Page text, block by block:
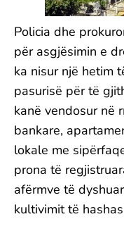
Policia dhe
për asgjësimin e
ka nisur një hetim
pasurisë për të
kanë vendosur në
bankare,
lokale me
prona të
afërmve të
kultivimit të